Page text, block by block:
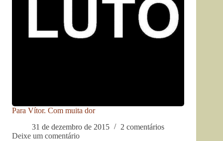
Para Vítor. Com muita dor
31 de dezembro de 2015
2 comentários
Deixe um comentário